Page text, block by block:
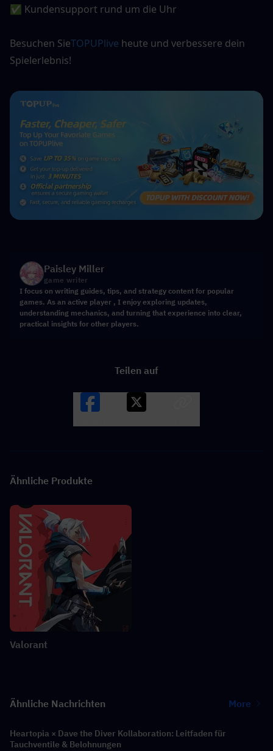
✅ Kundensupport rund um die Uhr
Besuchen SieTOPUPlive heute und verbessere dein
Spielerlebnis!
Paisley Miller
game writer
I focus on writing guides, tips, and strategy content for popular
games. As an active player , I enjoy exploring updates,
understanding mechanics, and turning that experience into clear,
practical insights for other players.
Teilen auf
Ähnliche Produkte
Valorant
Ähnliche Nachrichten More
Heartopia × Dave the Diver Kollaboration: Leitfaden für
Tauchventile & Belohnungen